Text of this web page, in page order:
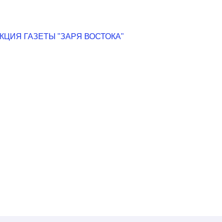
ГАЗЕТЫ "ЗАРЯ ВОСТОКА"